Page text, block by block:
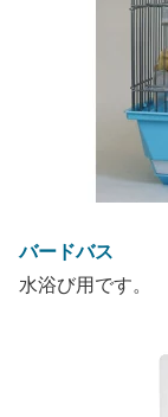
バードバス
水浴び用です。